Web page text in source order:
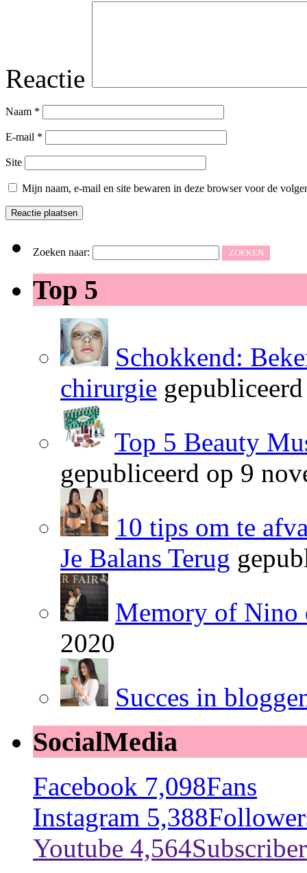
Reactie
Naam *
E-mail *
Site
Mijn naam, e-mail en site bewaren in deze browser voor de
Zoeken naar:
Top 5
Schokkend:
chirurgie
Top 5 Beauty
gepubliceerd op 9
10 tips om te
Je Balans Terug
Memory of Nino
2020
Succes in
SocialMedia
Facebook 7,098Fans
Instagram 5,388
Youtube 4,564Subscriber